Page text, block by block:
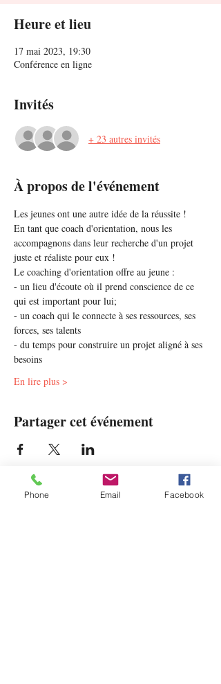
Heure et lieu
17 mai 2023, 19:30
Conférence en ligne
Invités
+ 23 autres invités
À propos de l'événement
Les jeunes ont une autre idée de la réussite !
En tant que coach d'orientation, nous les
accompagnons dans leur recherche d'un projet
juste et réaliste pour eux !
Le coaching d'orientation offre au jeune :
- un lieu d'écoute où il prend conscience de ce
qui est important pour lui;
- un coach qui le connecte à ses ressources, ses
forces, ses talents
- du temps pour construire un projet aligné à ses
besoins
En lire plus >
Partager cet événement
Phone Email Facebook